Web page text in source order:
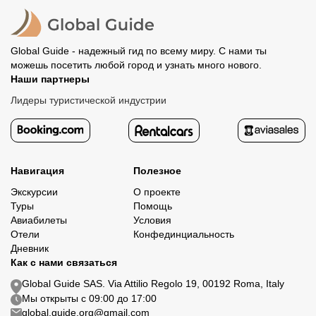
организатору напрямую не требуется.
Global Guide - надежный гид по всему миру. С нами ты
можешь посетить любой город и узнать много нового.
Наши партнеры
Лидеры туристической индустрии
Навигация
Экскурсии
Туры
Авиабилеты
Отели
Дневник
Полезное
О проекте
Помощь
Условия
Конфединциальность
Как с нами связаться
Global Guide SAS. Via Attilio Regolo 19, 00192 Roma, Italy
Мы открыты с 09:00 до 17:00
global.guide.org@gmail.com